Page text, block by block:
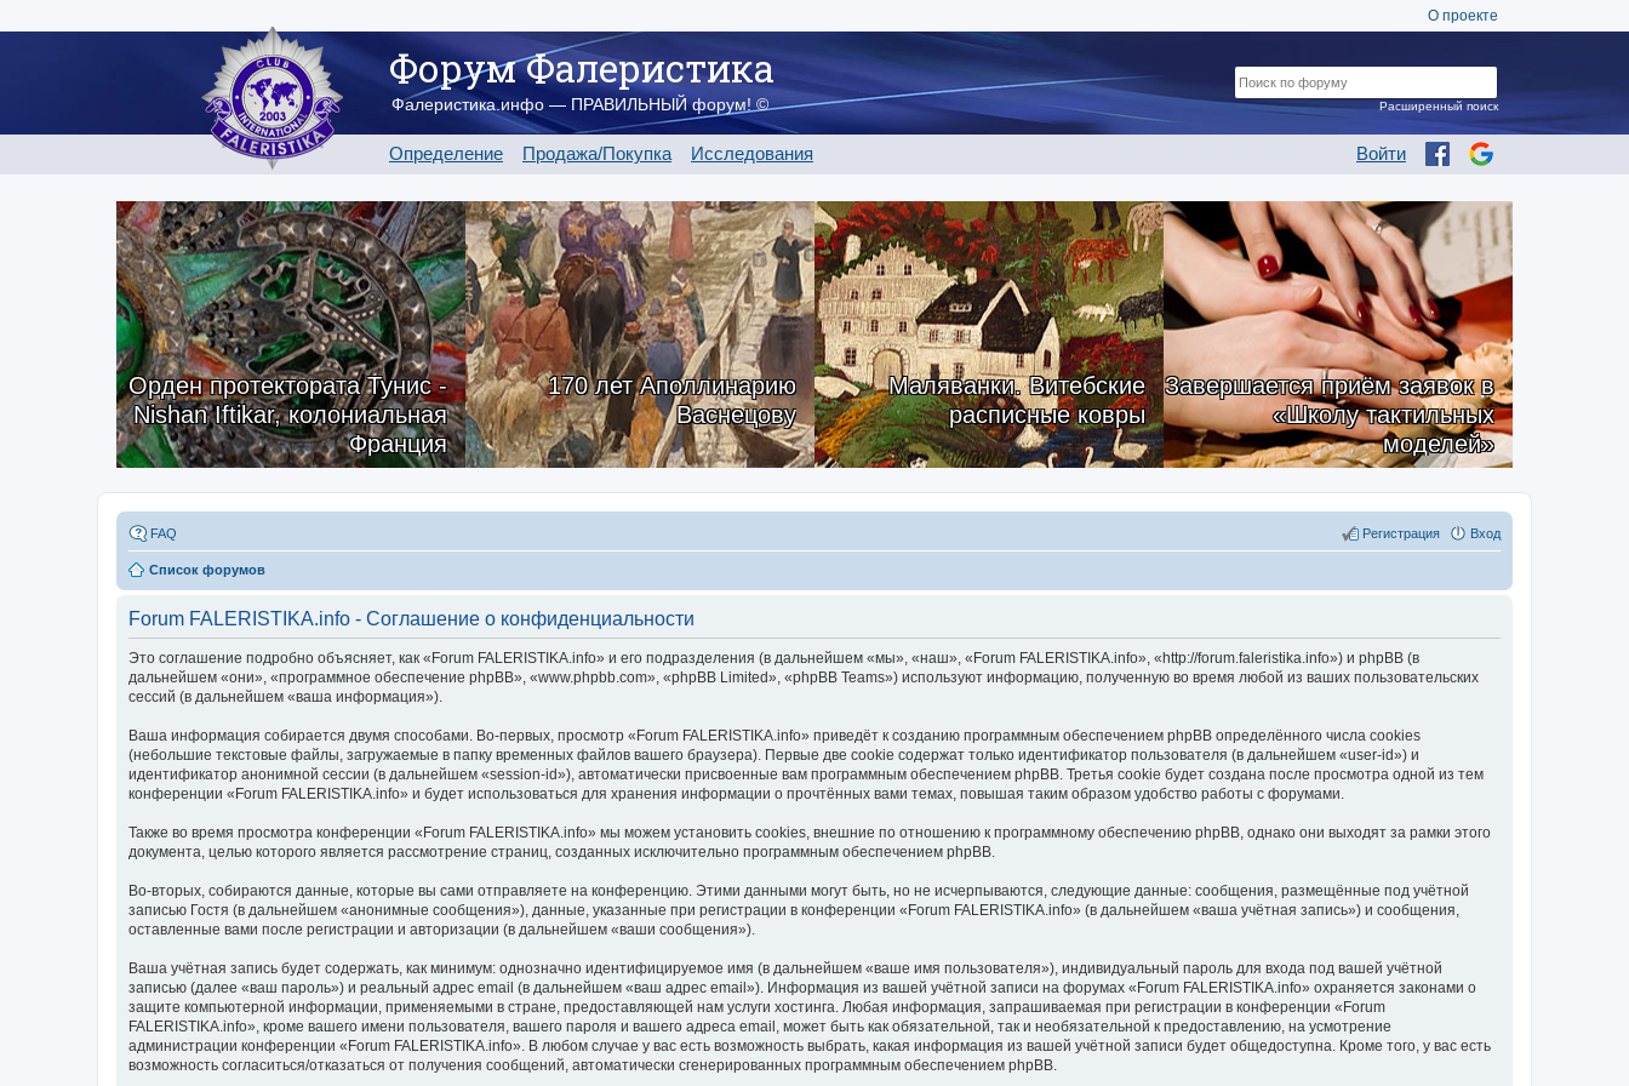
О проекте
Форум Фалеристика
Фалеристика.инфо — ПРАВИЛЬНЫЙ форум! ©
Определение Продажа/Покупка Исследования Войти
Расширенный поиск
Орден протектората Тунис -
Nishan Iftikar, колониальная
Франция
170 лет Аполлинарию
Васнецову
Маляванки. Витебские
расписные ковры
Завершается приём заявок в
«Школу тактильных
моделей»
FAQ Вход
Регистрация
Список форумов
Forum FALERISTIKA.info - Соглашение о конфиденциальности
Это соглашение подробно объясняет, как «Forum FALERISTIKA.info» и его подразделения (в дальнейшем «мы», «наш», «Forum FALERISTIKA.info», «http://forum.faleristika.info») и phpBB (в
дальнейшем «они», «программное обеспечение phpBB», «www.phpbb.com», «phpBB Limited», «phpBB Teams») используют информацию, полученную во время любой из ваших пользовательских
сессий (в дальнейшем «ваша информация»).
Ваша информация собирается двумя способами. Во-первых, просмотр «Forum FALERISTIKA.info» приведёт к созданию программным обеспечением phpBB определённого числа cookies
(небольшие текстовые файлы, загружаемые в папку временных файлов вашего браузера). Первые две cookie содержат только идентификатор пользователя (в дальнейшем «user-id») и
идентификатор анонимной сессии (в дальнейшем «session-id»), автоматически присвоенные вам программным обеспечением phpBB. Третья cookie будет создана после просмотра одной из тем
конференции «Forum FALERISTIKA.info» и будет использоваться для хранения информации о прочтённых вами темах, повышая таким образом удобство работы с форумами.
Также во время просмотра конференции «Forum FALERISTIKA.info» мы можем установить cookies, внешние по отношению к программному обеспечению phpBB, однако они выходят за рамки этого
документа, целью которого является рассмотрение страниц, созданных исключительно программным обеспечением phpBB.
Во-вторых, собираются данные, которые вы сами отправляете на конференцию. Этими данными могут быть, но не исчерпываются, следующие данные: сообщения, размещённые под учётной
записью Гостя (в дальнейшем «анонимные сообщения»), данные, указанные при регистрации в конференции «Forum FALERISTIKA.info» (в дальнейшем «ваша учётная запись») и сообщения,
оставленные вами после регистрации и авторизации (в дальнейшем «ваши сообщения»).
Ваша учётная запись будет содержать, как минимум: однозначно идентифицируемое имя (в дальнейшем «ваше имя пользователя»), индивидуальный пароль для входа под вашей учётной
записью (далее «ваш пароль») и реальный адрес email (в дальнейшем «ваш адрес email»). Информация из вашей учётной записи на форумах «Forum FALERISTIKA.info» охраняется законами о
защите компьютерной информации, применяемыми в стране, предоставляющей нам услуги хостинга. Любая информация, запрашиваемая при регистрации в конференции «Forum
FALERISTIKA.info», кроме вашего имени пользователя, вашего пароля и вашего адреса email, может быть как обязательной, так и необязательной к предоставлению, на усмотрение
администрации конференции «Forum FALERISTIKA.info». В любом случае у вас есть возможность выбрать, какая информация из вашей учётной записи будет общедоступна. Кроме того, у вас есть
возможность согласиться/отказаться от получения сообщений, автоматически сгенерированных программным обеспечением phpBB.